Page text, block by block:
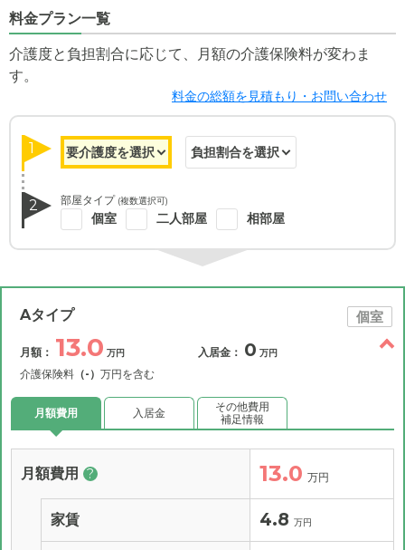
料金プラン一覧
介護度と負担割合に応じて、月額の介護保険料が変わま
す。
料金の総額を見積もり・お問い合わせ
1
2 部屋タイプ (複数選択可)
個室 二人部屋 相部屋
Aタイプ 個室
月額： 13.0 万円
介護保険料 （-） 万円を含む
入居金： 0 万円
月額費用 入居金
その他費用
補足情報
月額費用 ? 13.0 万円
家賃 4.8 万円